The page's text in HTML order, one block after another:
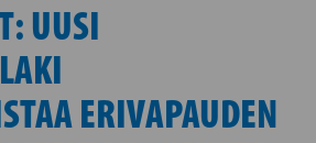
UUSI
ERIVAPAUDEN